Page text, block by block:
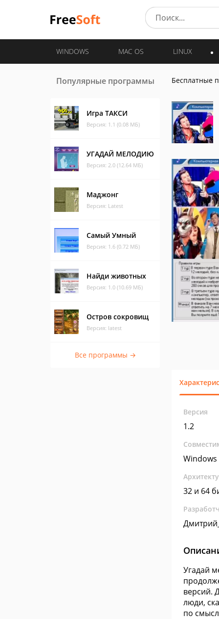
WINDOWS MAC OS LINUX
Популярные программы
Игра ТАКСИ
Версия: 1.1 (0.08 МБ)
УГАДАЙ МЕЛОДИЮ
Версия: 2.0 (12.64 МБ)
Маджонг
Версия: Latest
Самый Умный
Версия: 1.6 (0.72 МБ)
Найди животных
Версия: 1.0 (10.69 МБ)
Остров сокровищ
Версия: latest
Все программы →
Бесплатные
Версия
1.2
Windows
32 и 64
Угадай
версий.
люди,
по